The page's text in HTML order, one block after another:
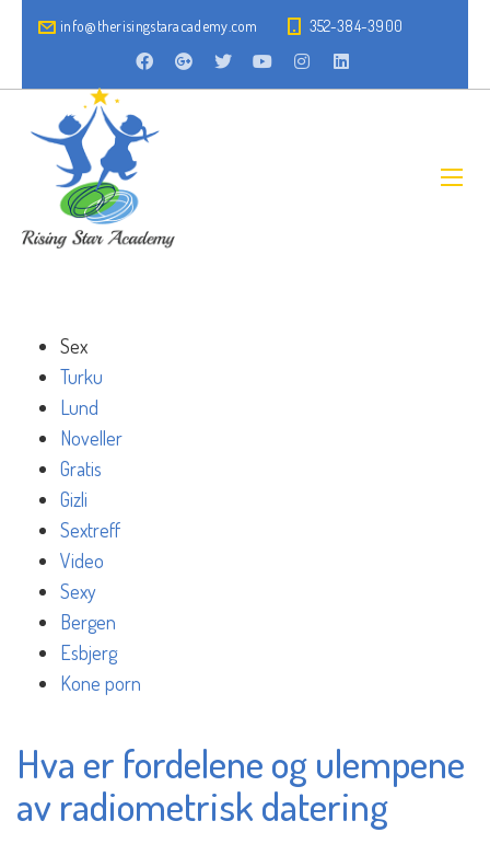
info@therisingstaracademy.com 352-384-3900
Sex
Turku
Lund
Noveller
Gratis
Gizli
Sextreff
Video
Sexy
Bergen
Esbjerg
Kone porn
Hva er fordelene og ulempene
av radiometrisk datering